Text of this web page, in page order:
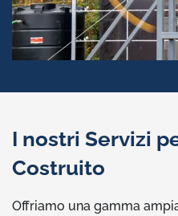
I nostri Servizi
Costruito
Offriamo una gamma